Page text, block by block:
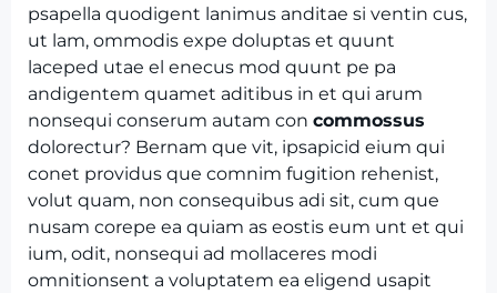
psapella quodigent lanimus anditae si ventin cus,
ut lam, ommodis expe doluptas et quunt
laceped utae el enecus mod quunt pe pa
andigentem quamet aditibus in et qui arum
nonsequi conserum autam con commossus
dolorectur? Bernam que vit, ipsapicid eium qui
conet providus que comnim fugition rehenist,
volut quam, non consequibus adi sit, cum que
nusam corepe ea quiam as eostis eum unt et qui
ium, odit, nonsequi ad mollaceres modi
omnitionsent a voluptatem ea eligend usapit